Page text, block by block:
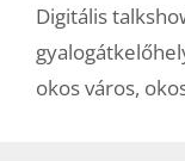
Digitális
okos város,